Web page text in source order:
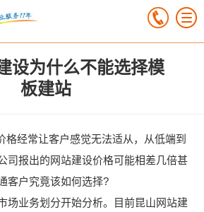
设为什么不能选择模
板建站
经常让客户感觉无法适从，从低端到
司报出的网站建设价格可能相差几倍甚
客户究竟该如何选择?
业务划分开始分析。目前昆山网站建